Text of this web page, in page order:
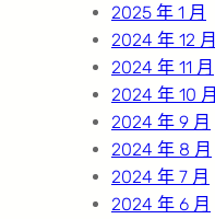
2025 年 1 月
2024 年 12 月
2024 年 11 月
2024 年 10 月
2024 年 9 月
2024 年 8 月
2024 年 7 月
2024 年 6 月